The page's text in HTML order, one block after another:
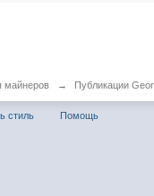
майнеров → Публикации
стиль Помощь